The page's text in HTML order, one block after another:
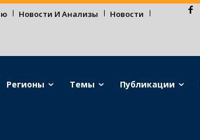
Новости И Анализы Новости
Регионы Темы Публикации